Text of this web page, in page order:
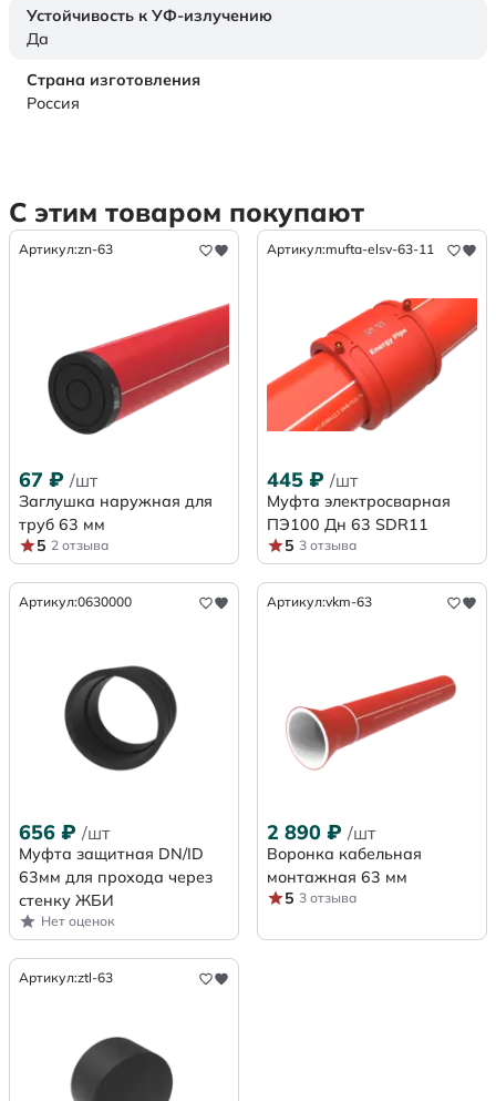
Устойчивость к УФ-излучению
Да
Страна изготовления
Россия
С этим товаром покупают
Артикул:zn-63
67 ₽ /шт
Заглушка наружная для
труб 63 мм
5 2 отзыва
Артикул:mufta-elsv-63-11
445 ₽ /шт
Муфта электросварная
ПЭ100 Дн 63 SDR11
5 3 отзыва
Артикул:0630000
656 ₽ /шт
Муфта защитная DN/ID
63мм для прохода через
стенку ЖБИ
Нет оценок
Артикул:vkm-63
2 890 ₽ /шт
Воронка кабельная
монтажная 63 мм
5 3 отзыва
Артикул:ztl-63